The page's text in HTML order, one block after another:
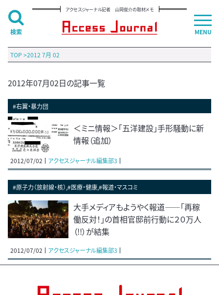
アクセスジャーナル記者 山岡俊介の取材メモ
TOP >2012 7月 02
2012年07月02日の記事一覧
#右翼・暴力団
＜ミニ情報＞「五洋建設」手形騒動に新
情報（追加）
2012/07/02 アクセスジャーナル編集部3
#原子力（放射線・核）,#医療・健康,#報道・マスコミ
大手メディアもようやく報道――「再稼
働反対！」の首相官邸前行動に２０万人
（!!）が結集
2012/07/02 アクセスジャーナル編集部3
MENU
検索